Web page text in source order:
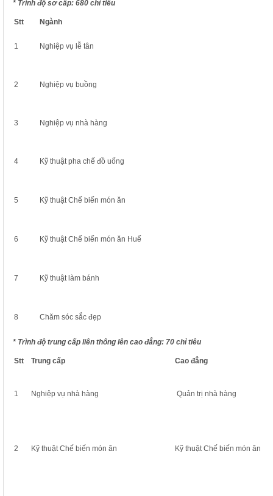
* Trình độ sơ cấp: 680 chỉ tiêu
Stt Ngành
1 Nghiệp vụ lễ tân
2 Nghiệp vụ buồng
3 Nghiệp vụ nhà hàng
4 Kỹ thuật pha chế đồ uống
5 Kỹ thuật Chế biến món ăn
6 Kỹ thuật Chế biến món ăn Huế
7 Kỹ thuật làm bánh
8 Chăm sóc sắc đẹp
* Trình độ trung cấp liên thông lên cao đẳng: 70 chỉ tiêu
Stt Trung cấp Cao đẳng
1 Nghiệp vụ nhà hàng Quản trị nhà hàng
2 Kỹ thuật Chế biến món ăn Kỹ thuật Chế biến món ăn